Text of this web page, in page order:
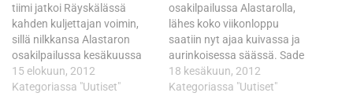
tiimi jatkoi Räyskälässä
kahden kuljettajan voimin,
sillä nilkkansa Alastaron
osakilpailussa kesäkuussa
loukannut Jasmin Sarjos ei
harmikseen vieläkään
15 elokuun, 2012
Kategoriassa "Uutiset"
osakilpailussa Alastarolla,
lähes koko viikonloppu
saatiin nyt ajaa kuivassa ja
aurinkoisessa säässä. Sade
kiusasi kuljettajia
pääasiassa vain
18 kesäkuun, 2012
Kategoriassa "Uutiset"